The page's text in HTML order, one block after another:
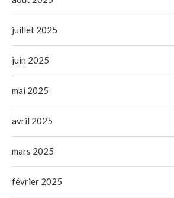
juillet 2025
juin 2025
mai 2025
avril 2025
mars 2025
février 2025